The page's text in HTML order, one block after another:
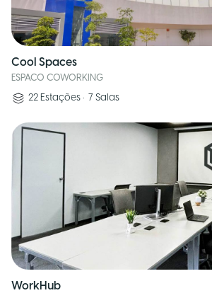
Cool Spaces
ESPACO COWORKING
22 Estações • 7 Salas
WorkHub